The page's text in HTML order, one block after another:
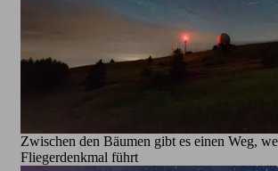
Zwischen den Bäumen gibt es einen Weg,
Fliegerdenkmal führt